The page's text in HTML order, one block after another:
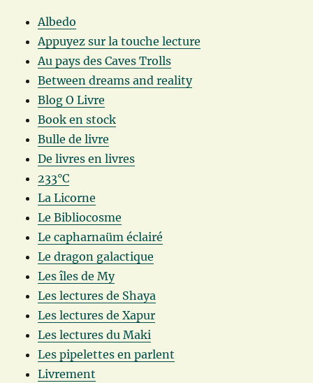
Albedo
Appuyez sur la touche lecture
Au pays des Caves Trolls
Between dreams and reality
Blog O Livre
Book en stock
Bulle de livre
De livres en livres
233°C
La Licorne
Le Bibliocosme
Le capharnaüm éclairé
Le dragon galactique
Les îles de My
Les lectures de Shaya
Les lectures de Xapur
Les lectures du Maki
Les pipelettes en parlent
Livrement